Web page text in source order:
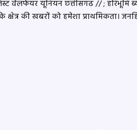
वेलफेयर यूनियन छत्तीसगढ // ; हरिभूमि
क्षेत्र की खबरों को हमेशा